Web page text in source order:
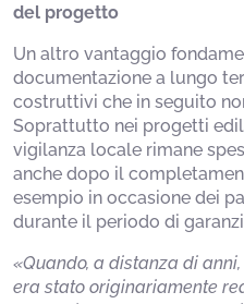
del progetto
Un altro vantaggio
documentazione a lungo
costruttivi che in seguito
Soprattutto nei progetti
vigilanza locale rimane
anche dopo il
esempio in occasione dei
durante il periodo di
«Quando, a distanza di
era stato originariamente